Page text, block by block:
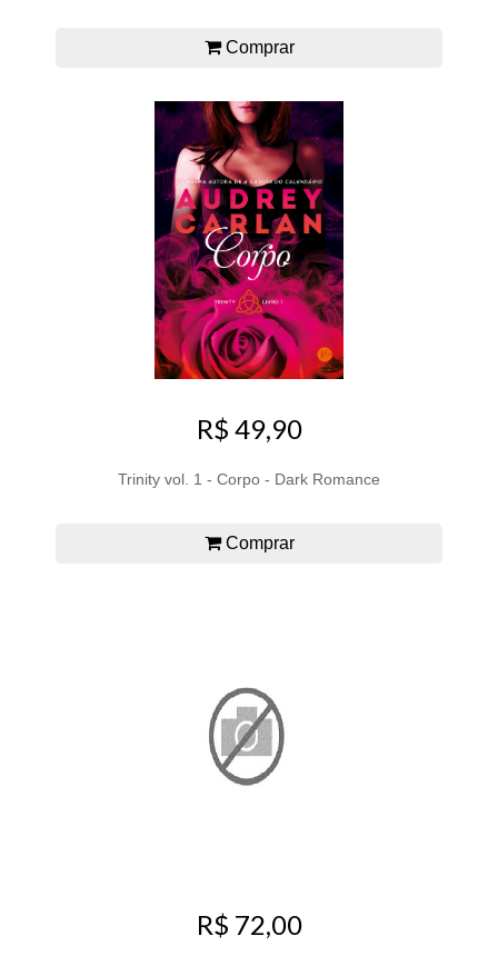
Comprar
R$ 49,90
Trinity vol. 1 - Corpo - Dark Romance
Comprar
R$ 72,00